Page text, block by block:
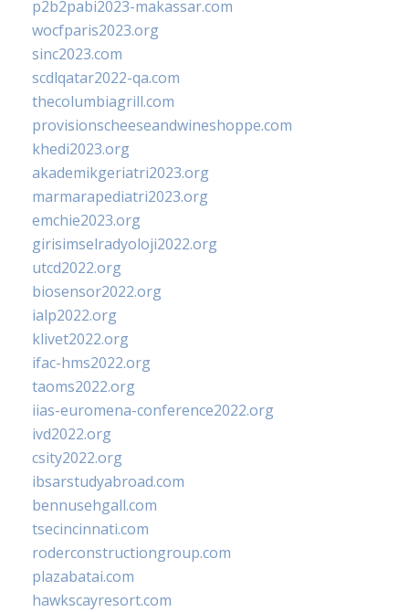
p2b2pabi2023-makassar.com
wocfparis2023.org
sinc2023.com
scdlqatar2022-qa.com
thecolumbiagrill.com
provisionscheeseandwineshoppe.com
khedi2023.org
akademikgeriatri2023.org
marmarapediatri2023.org
emchie2023.org
girisimselradyoloji2022.org
utcd2022.org
biosensor2022.org
ialp2022.org
klivet2022.org
ifac-hms2022.org
taoms2022.org
iias-euromena-conference2022.org
ivd2022.org
csity2022.org
ibsarstudyabroad.com
bennusehgall.com
tsecincinnati.com
roderconstructiongroup.com
plazabatai.com
hawkscayresort.com